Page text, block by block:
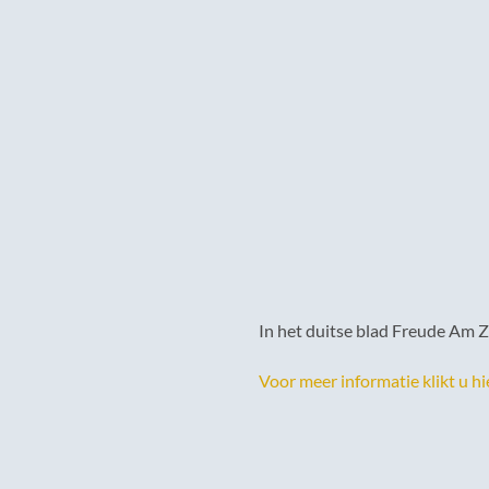
In het duitse blad Freude Am
Voor meer informatie klikt u